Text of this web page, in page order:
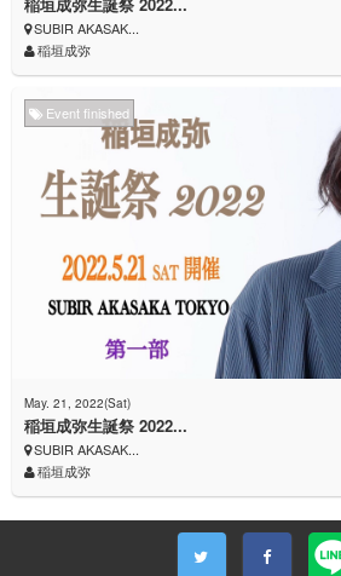
稲垣成弥生誕祭 2022...
SUBIR AKASAK...
稲垣成弥
Event finished
May. 21, 2022(Sat)
稲垣成弥生誕祭 2022...
SUBIR AKASAK...
稲垣成弥